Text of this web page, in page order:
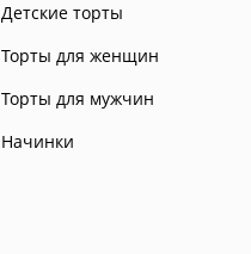
Детские торты
Торты для женщин
Торты для мужчин
Начинки